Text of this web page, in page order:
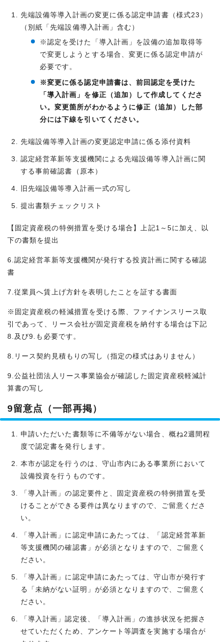
先端設備等導入計画の変更に係る認定申請書（様式23）
（別紙「先端設備導入計画」含む）
※認定を受けた「導入計画」を設備の追加取得等
で変更しようとする場合、変更に係る認定申請が
必要です。
※変更に係る認定申請書は、前回認定を受けた
「導入計画」を修正（追加）して作成してくださ
い。変更箇所がわかるように修正（追加）した部
分には下線を引いてください。
先端設備等導入計画の変更認定申請に係る添付資料
認定経営革新等支援機関による先端設備等導入計画に関
する事前確認書（原本）
旧先端設備等導入計画一式の写し
提出書類チェックリスト
【固定資産税の特例措置を受ける場合】上記1～5に加え、以
下の書類を提出
6.認定経営革新等支援機関が発行する投資計画に関する確認
書
7.従業員へ賃上げ方針を表明したことを証する書面
※固定資産税の軽減措置を受ける際、ファイナンスリース取
引であって、リース会社が固定資産税を納付する場合は下記
8.及び9.も必要です。
8.リース契約見積もりの写し（指定の様式はありません）
9.公益社団法人リース事業協会が確認した固定資産税軽減計
算書の写し
9留意点（一部再掲）
申請いただいた書類等に不備等がない場合、概ね2週間程
度で認定書を発行します。
本市が認定を行うのは、守山市内にある事業所において
設備投資を行うものです。
「導入計画」の認定要件と、固定資産税の特例措置を受
けることができる要件は異なりますので、ご留意くださ
い。
「導入計画」に認定申請にあたっては、「認定経営革新
等支援機関の確認書」が必須となりますので、ご留意く
ださい。
「導入計画」に認定申請にあたっては、守山市が発行す
る「未納がない証明」が必須となりますので、ご留意く
ださい。
「導入計画」認定後、「導入計画」の進捗状況を把握さ
せていただくため、アンケート等調査を実施する場合が